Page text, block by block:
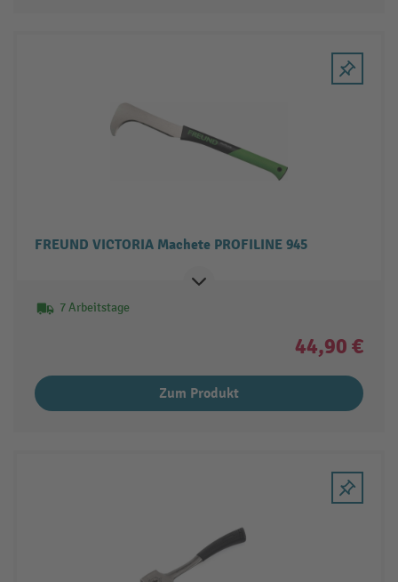
FREUND VICTORIA Machete PROFILINE 945
7 Arbeitstage
44,90 €
Zum Produkt